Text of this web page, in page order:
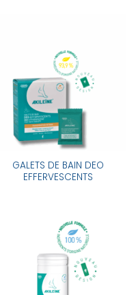
GALETS DE BAIN DEO
EFFERVESCENTS